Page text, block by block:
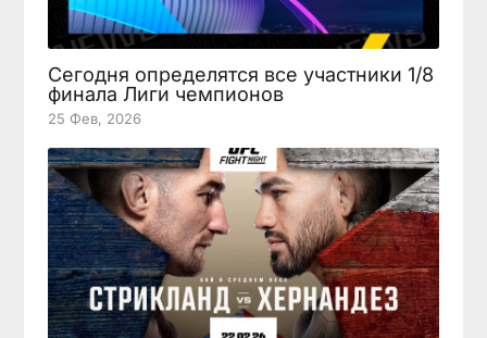
Сегодня определятся все участники 1/8
финала Лиги чемпионов
25 Фев, 2026